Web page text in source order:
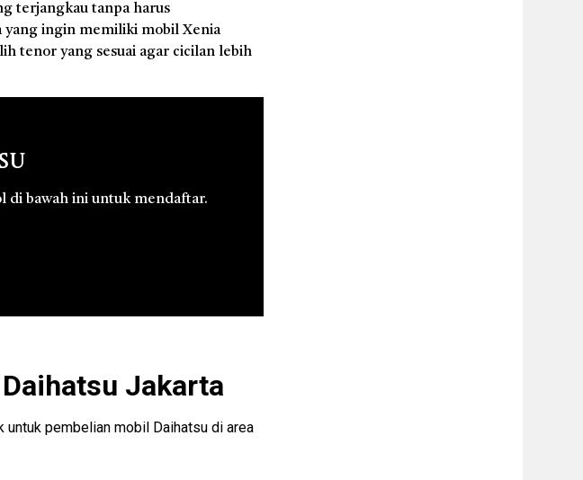
terjangkau tanpa harus
yang ingin memiliki mobil Xenia
tenor yang sesuai agar cicilan lebih
di bawah ini untuk mendaftar.
Jakarta
untuk pembelian mobil Daihatsu di area